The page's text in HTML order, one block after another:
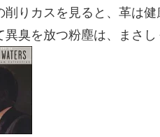
削りカスを見ると、革は
異臭を放つ粉塵は、まさし